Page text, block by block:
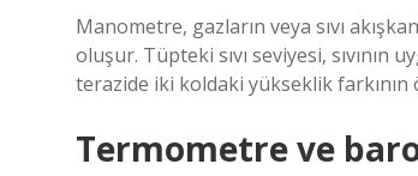
Manometre, gazların veya sıvı
oluşur. Tüpteki sıvı seviyesi, sıvının
terazide iki koldaki yükseklik
Termometre ve